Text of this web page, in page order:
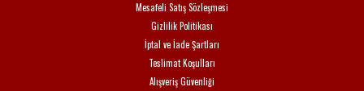
Mesafeli Satış Sözleşmesi
Gizlilik Politikası
İptal ve İade Şartları
Teslimat Koşulları
Alışveriş Güvenliği